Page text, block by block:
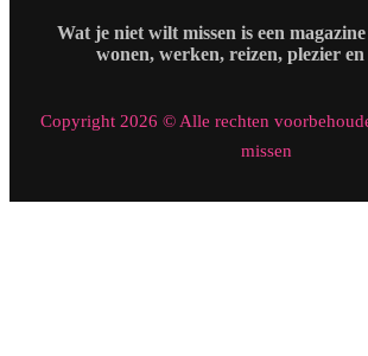
Wat je niet wilt missen is een
wonen, werken, reizen, plezier en
Copyright 2026 © Alle rechten
missen